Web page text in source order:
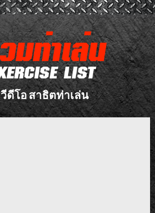
วีดีโอ สาธิตท่าเล่น